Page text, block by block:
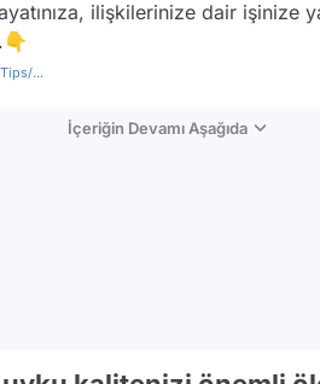
ilişkilerinize dair işinize
...
İçeriğin Devamı Aşağıda